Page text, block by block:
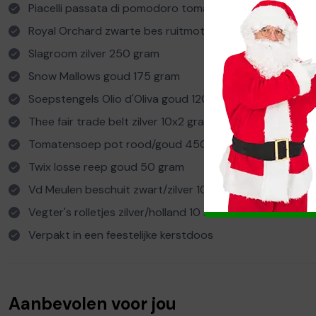
Piacelli passata di pomodoro tomatensaus 680 gram
Royal Orchard zwarte bes ruitmotief zilver 225 g
Slagroom zilver 250 gram
Snow Mallows goud 175 gram
Soepstengels Olio d'Oliva goud 120 gram
Thee fair trade belt zilver 10x2 gram
Tomatensoep pot rood/goud 450 ml
Twix losse reep goud 50 gram
Vd Meulen beschuit zwart/zilver 100 gram
Vegter's rolletjes zilver/holland 10 stuks
Verpakt in een feestelijke kerstdoos
Aanbevolen voor jou